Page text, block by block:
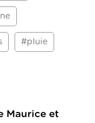
#pluie
Maurice et